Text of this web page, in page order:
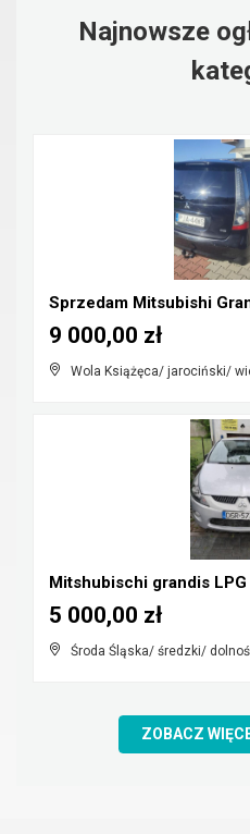
Najnowsze
Sprzedam Mitsubishi
Wola Książęca/ jarociński/
9 000,00 zł
Mitshubischi grandis
Środa Śląska/ średzki/
5 000,00 zł
ZOBACZ